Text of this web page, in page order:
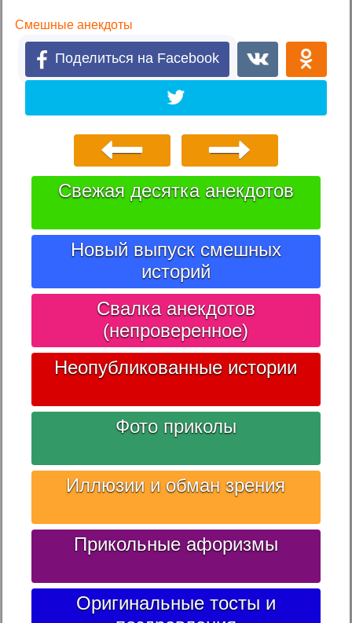
Смешные анекдоты
Поделиться на Facebook
Свежая десятка анекдотов
Новый выпуск смешных
историй
Свалка анекдотов
(непроверенное)
Неопубликованные истории
Фото приколы
Иллюзии и обман зрения
Прикольные афоризмы
Оригинальные тосты и